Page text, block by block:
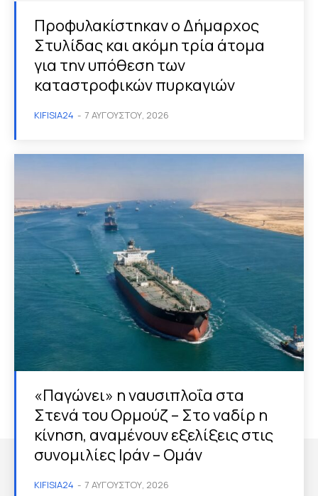
Προφυλακίστηκαν ο Δήμαρχος
Στυλίδας και ακόμη τρία άτομα
για την υπόθεση των
καταστροφικών πυρκαγιών
KIFISIA24 - 7 ΑΥΓΟΎΣΤΟΥ, 2026
«Παγώνει» η ναυσιπλοΐα στα
Στενά του Ορμούζ – Στο ναδίρ η
κίνηση, αναμένουν εξελίξεις στις
συνομιλίες Ιράν – Ομάν
KIFISIA24 - 7 ΑΥΓΟΎΣΤΟΥ, 2026